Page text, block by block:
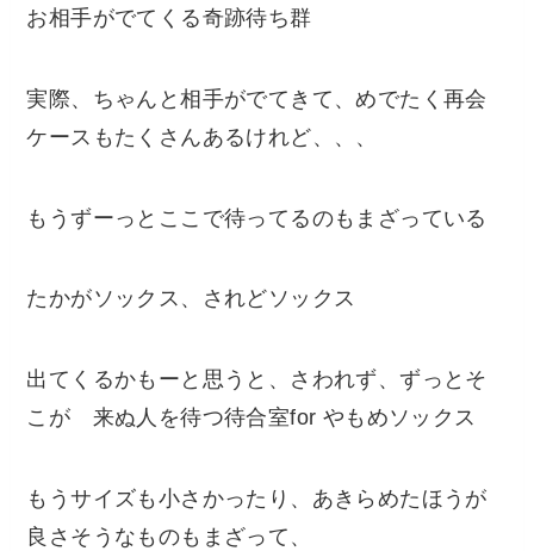
お相手がでてくる奇跡待ち群
実際、ちゃんと相手がでてきて、めでたく再会
ケースもたくさんあるけれど、、、
もうずーっとここで待ってるのもまざっている
たかがソックス、されどソックス
出てくるかもーと思うと、さわれず、ずっとそ
こが 来ぬ人を待つ待合室for やもめソックス
もうサイズも小さかったり、あきらめたほうが
良さそうなものもまざって、